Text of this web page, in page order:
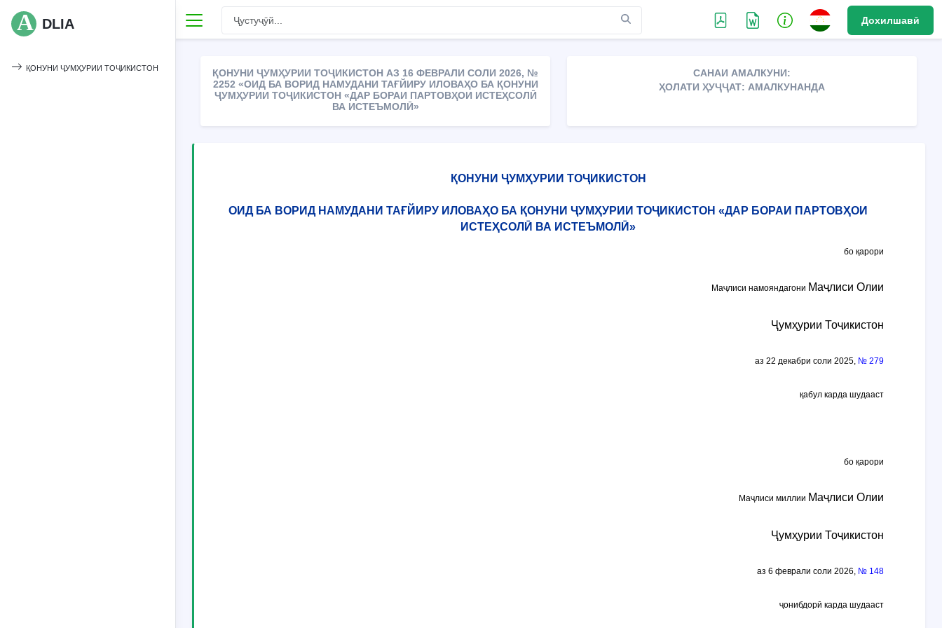
Дохилшавӣ
DLIA
ҚОНУНИ ҶУМҲУРИИ ТОҶИКИСТОН
ҚОНУНИ ҶУМҲУРИИ ТОҶИКИСТОН АЗ 16 ФЕВРАЛИ СОЛИ 2026, №
2252 «ОИД БА ВОРИД НАМУДАНИ ТАҒЙИРУ ИЛОВАҲО БА ҚОНУНИ
ҶУМҲУРИИ ТОҶИКИСТОН «ДАР БОРАИ ПАРТОВҲОИ ИСТЕҲСОЛӢ
ВА ИСТЕЪМОЛӢ»
САНАИ АМАЛКУНИ:
ҲОЛАТИ ҲУҶҶАТ: АМАЛКУНАНДА
ҚОНУНИ ҶУМҲУРИИ ТОҶИКИСТОН
ОИД БА ВОРИД НАМУДАНИ ТАҒЙИРУ ИЛОВАҲО БА ҚОНУНИ ҶУМҲУРИИ ТОҶИКИСТОН «ДАР БОРАИ ПАРТОВҲОИ
ИСТЕҲСОЛӢ ВА ИСТЕЪМОЛӢ»
бо қарори
Маҷлиси намояндагони Маҷлиси Олии
Ҷумҳурии Тоҷикистон
аз 22 декабри соли 2025, № 279
қабул карда шудааст
бо қарори
Маҷлиси миллии Маҷлиси Олии
Ҷумҳурии Тоҷикистон
аз 6 феврали соли 2026, № 148
ҷонибдорӣ карда шудааст